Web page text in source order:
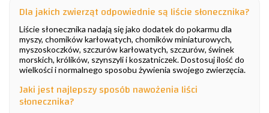
Dla jakich zwierząt odpowiednie są liście słonecznika?
Liście słonecznika nadają się jako dodatek do pokarmu dla
myszy, chomików karłowatych, chomików miniaturowych,
myszoskoczków, szczurów karłowatych, szczurów, świnek
morskich, królików, szynszyli i koszatniczek. Dostosuj ilość do
wielkości i normalnego sposobu żywienia swojego zwierzęcia.
Jaki jest najlepszy sposób nawożenia liści
słonecznika?